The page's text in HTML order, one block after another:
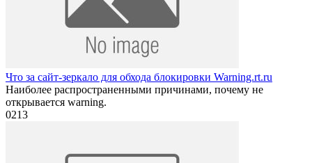
Что за сайт-зеркало для обхода блокировки Warning.rt.ru
Наиболее распространенными причинами, почему не
открывается warning.
0213